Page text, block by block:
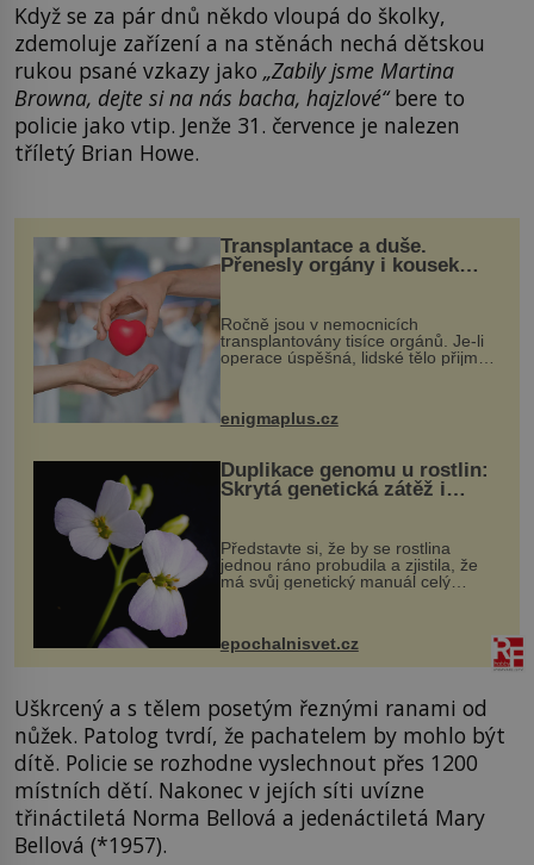
Když se za pár dnů někdo vloupá do školky,
zdemoluje zařízení a na stěnách nechá dětskou
rukou psané vzkazy jako „Zabily jsme Martina
Browna, dejte si na nás bacha, hajzlové“bere to
policie jako vtip. Jenže 31. července je nalezen
tříletý Brian Howe.
Transplantace a duše.
Přenesly orgány i kousek
Ročně jsou v nemocnicích
transplantovány tisíce orgánů. Je-li
operace úspěšná, lidské tělo přijme
enigmaplus.cz
Duplikace genomu u rostlin:
Skrytá genetická zátěž i
Představte si, že by se rostlina
jednou ráno probudila a zjistila, že
má svůj genetický manuál celý
vstupenka...
epochalnisvet.cz
Uškrcený a s tělem posetým řeznými ranami od
nůžek. Patolog tvrdí, že pachatelem by mohlo být
dítě. Policie se rozhodne vyslechnout přes 1200
místních dětí. Nakonec v jejích síti uvízne
třináctiletá Norma Bellová a jedenáctiletá Mary
Bellová (*1957).